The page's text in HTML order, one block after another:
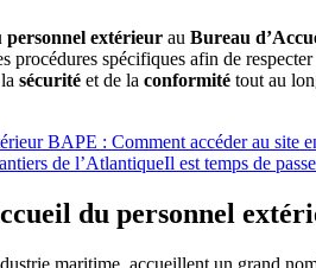
personnel extérieur au Bureau
spécifiques afin de
sécurité et de la conformité tout au
BAPE : Comment accéder au site
de l’AtlantiqueIl est temps de
du personnel
maritime, accueillent un grand